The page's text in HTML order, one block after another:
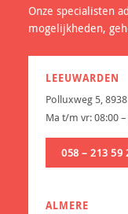
Onze specialisten
mogelijkheden,
LEEUWARDEN
Polluxweg 5,
Ma t/m vr: 08:00
058 – 213 59
ALMERE